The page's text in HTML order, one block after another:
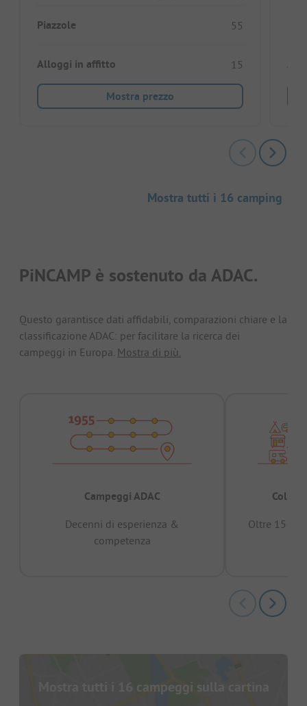
Piazzole 55
Alloggi in affitto 15
Mostra prezzo
Mostra tutti i 16 camping
PiNCAMP è sostenuto da ADAC.
Questo garantisce dati affidabili, comparazioni chiare e la
classificazione ADAC: per facilitare la ricerca dei
campeggi in Europa. Mostra di più.
Campeggi ADAC
Decenni di esperienza &
competenza
Oltre 15
Mostra tutti i 16 campeggi sulla cartina